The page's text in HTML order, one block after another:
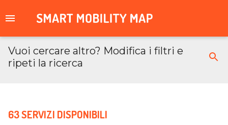
Vuoi cercare altro? Modifica i filtri e
ripeti la ricerca
63 SERVIZI DISPONIBILI